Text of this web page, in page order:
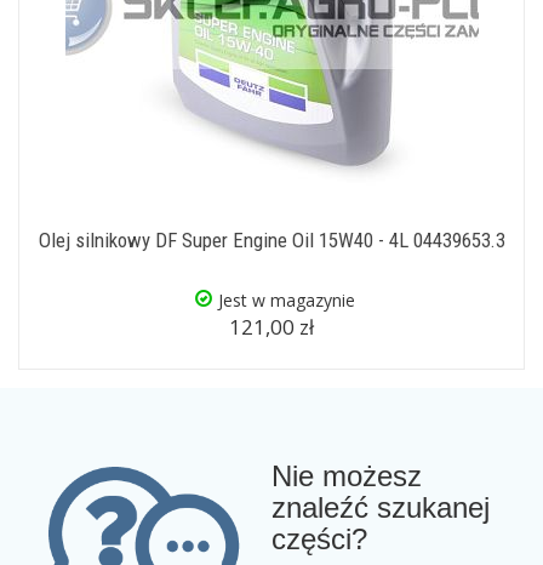
Olej silnikowy DF Super Engine Oil 15W40 - 4L 04439653.3
Jest w magazynie
121,00 zł
Nie możesz
znaleźć szukanej
części?